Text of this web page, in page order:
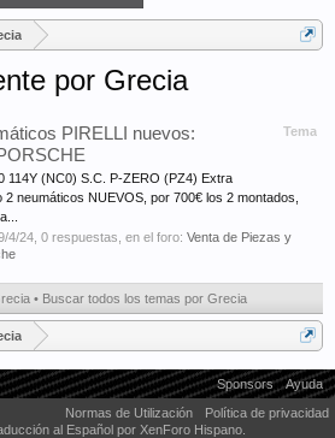
por Grecia
Tema
PIRELLI nuevos:
114Y (NC0) S.C. P-ZERO (PZ4) Extra
neumáticos NUEVOS, por 700€ los 2 montados,
4/24 , 0 respuestas, en el foro: Venta de Piezas y
Buscar todos los temas por Grecia
Sponsors
Ayuda
Normas de Utilización
Política de privacidad
al Español por XenForo Hispano.